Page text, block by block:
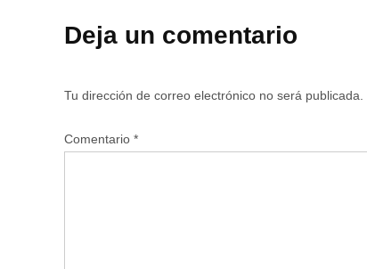
Deja un comentario
Tu dirección de correo electrónico no será publicada.
Comentario *